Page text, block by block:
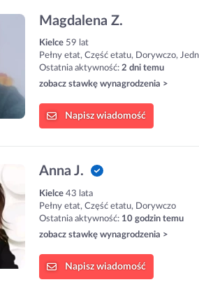
Magdalena Z.
Kielce 59 lat
Pełny etat, Część etatu, Dorywczo,
Ostatnia aktywność: 2 dni temu
zobacz stawkę wynagrodzenia >
Napisz wiadomość
Anna J.
Kielce 43 lata
Pełny etat, Część etatu, Dorywczo
Ostatnia aktywność: 10 godzin temu
zobacz stawkę wynagrodzenia >
Napisz wiadomość